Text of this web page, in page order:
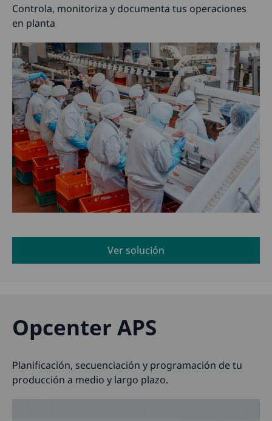
Controla, monitoriza y documenta tus operaciones
en planta
Ver solución
Opcenter APS
Planificación, secuenciación y programación de tu
producción a medio y largo plazo.